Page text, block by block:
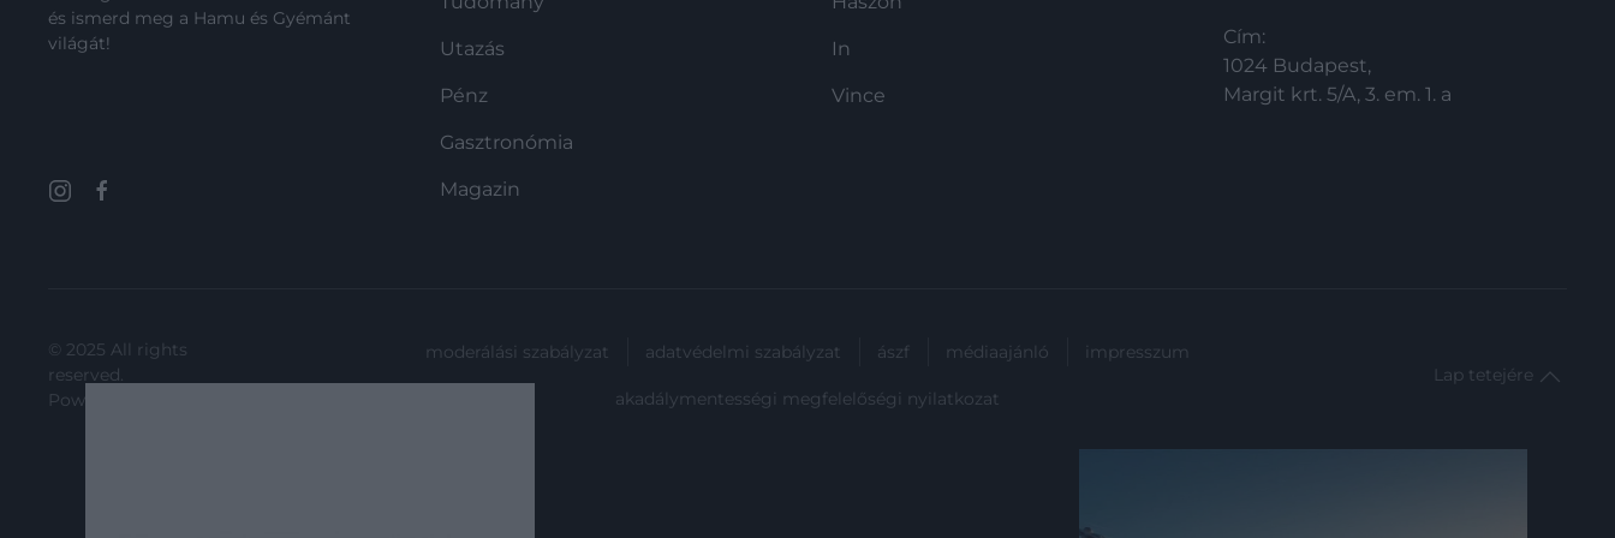
és ismerd meg a Hamu és Gyémánt
világát!
Utazás
Pénz
Gasztronómia
Magazin
In
Vince
Cím:
1024 Budapest,
Margit krt. 5/A, 3. em. 1. a
© 2025 All rights
reserved.
Powered by
moderálási szabályzat adatvédelmi szabályzat ászf médiaajánló impresszum
akadálymentességi megfelelőségi nyilatkozat
Lap tetejére